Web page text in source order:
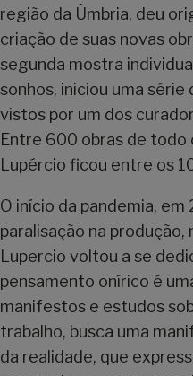
região da Úmbria, deu
criação de suas novas
segunda mostra
sonhos, iniciou uma
vistos por um dos
Entre 600 obras de todo
Lupércio ficou entre os
O início da pandemia,
paralisação na produção,
Lupercio voltou a se
pensamento onírico é
manifestos e estudos
trabalho, busca uma
da realidade, que